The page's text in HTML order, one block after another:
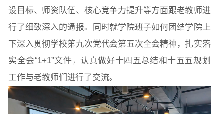
常用办公电话 办事流程 材料下载
设目标、师资队伍、核心竞争力提升等方面跟老教师进
行了细致深入的通报。同时就学院班子如何团结学院上
下深入贯彻学校第九次党代会第五次全会精神，扎实落
实全会“1+1”文件，认真做好十四五总结和十五五规划
工作与老教师们进行了交流。